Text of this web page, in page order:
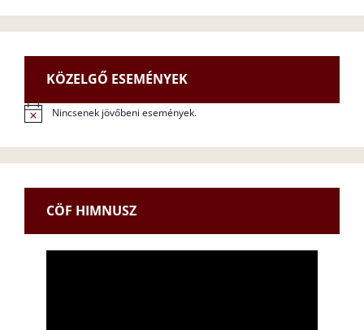
KÖZELGŐ ESEMÉNYEK
N
Nincsenek jövőbeni események.
CÖF HIMNUSZ